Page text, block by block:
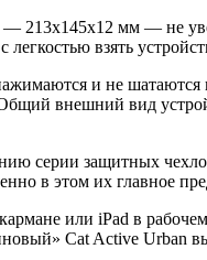
213х145х12 мм — не
с легкостью взять
и не шатаются
внешний вид
серии защитных
в этом их главное
или iPad в
Cat Active Urban